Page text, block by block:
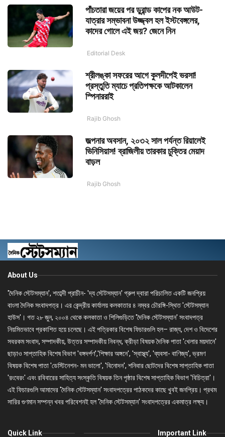
পাঁচতারা জয়ের পর ডুরান্ড কাপের নক আউট-
যাত্রার সম্ভাবনা উজ্জ্বল হল ইস্টবেঙ্গলের,
কাদের গোলে এই জয়? জেনে নিন
Editorial Desk
শ্রীলঙ্কা সফরের আগে কুলদীপেই ভরসা!
প্রস্তুতি ম্যাচে প্রতিপক্ষকে আটকালেন
স্পিনাররাই
Rajib Ghosh
জল্পনার অবসান, ২০৩২ সাল পর্যন্ত রিয়ালেই
ভিনিসিয়াস! ব্রাজিলীয় তারকার চুক্তির মেয়াদ
বাড়ল
Rajib Ghosh
About Us
'দৈনিক স্টেটসম্যান', শতাব্দী প্রাচীন- 'দ্য স্টেটসম্যান' গ্রুপ দ্বারা পরিচালিত একটি জনপ্রিয়
বাংলা দৈনিক সংবাদপত্র। এর কেন্দ্রীয় কার্যালয় কলকাতার ৪ নম্বর চৌরঙ্গি-স্থিত 'স্টেটসম্যান
হাউস'। গত ২৮ জুন, ২০০৪ থেকে কলকাতা ও শিলিগুড়িতে 'দৈনিক স্টেটসম্যান' সংবাদপত্র
নিয়মিতভাবে প্রকাশিত হয়ে চলেছে। এই পত্রিকার বিশেষ ফিচারগুলি হল– রাজ্য, দেশ ও বিদেশের
সবরকম সংবাদ, সম্পাদকীয়, উত্তর সম্পাদকীয় নিবন্ধ, ক্রীড়া বিষয়ক দৈনিক পাতা 'খেলার ময়দানে'
ছাড়াও সাপ্তাহিক বিশেষ বিভাগ 'বঙ্গদর্পণ','শিক্ষার অঙ্গনে', 'স্বাস্থ্য', 'ব্যবসা- বাণিজ্য', ভ্রমণ
বিষয়ক বিশেষ পাতা 'ডেস্টিনেশন- মন ভালো', 'বিনোদন', শনিবার ছোটদের বিশেষ সাপ্তাহিক পাতা
'রংবেরং' এবং রবিবারের সাহিত্য সংস্কৃতি বিষয়ক তিন পৃষ্ঠার বিশেষ সাপ্তাহিক বিভাগ 'বিচিত্রা'।
এই ফিচারগুলি আমাদের 'দৈনিক স্টেটসম্যান' সংবাদপত্রের পাঠকদের কাছে খুবই জনপ্রিয়। প্রথম
সারির গুণমান সম্পন্ন খবর পরিবেশনই হল 'দৈনিক স্টেটসম্যান' সংবাদপত্রের একমাত্র লক্ষ্য।
Quick Link Important Link